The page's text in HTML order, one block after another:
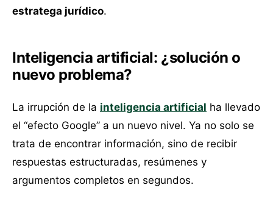
estratega jurídico.
Inteligencia artificial: ¿solución o
nuevo problema?
La irrupción de la inteligencia artificial ha llevado
el “efecto Google” a un nuevo nivel. Ya no solo se
trata de encontrar información, sino de recibir
respuestas estructuradas, resúmenes y
argumentos completos en segundos.